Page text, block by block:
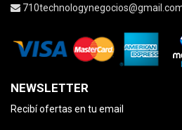
NEWSLETTER
Recibí ofertas en tu email